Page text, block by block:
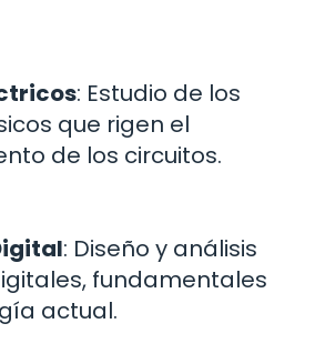
: Estudio de los
que rigen el
de los circuitos.
: Diseño y análisis
fundamentales
actual.